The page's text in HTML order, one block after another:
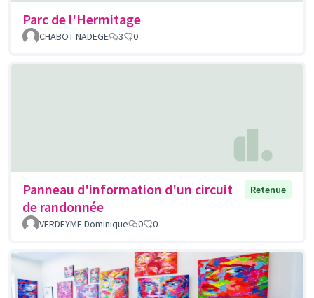
Parc de l'Hermitage
CHABOT NADEGE 3 0
Panneau d'information d'un circuit
de randonnée
Retenue
VERDEYME Dominique 0 0